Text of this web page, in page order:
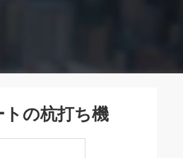
の杭打ち機